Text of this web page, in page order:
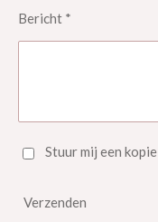
Bericht *
Stuur mij een kopie
Verzenden